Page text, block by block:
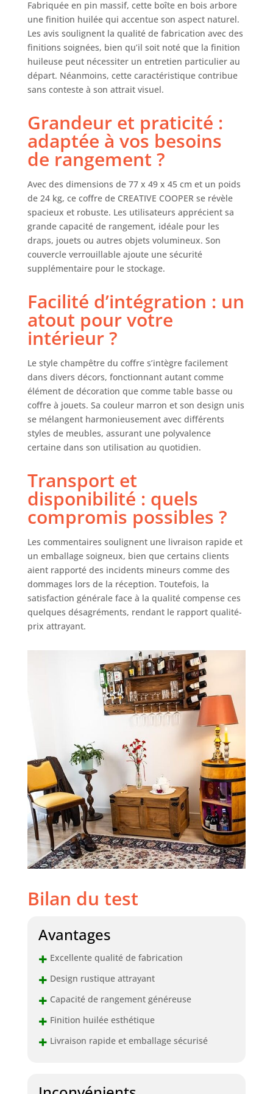
veinures en bois
qui lui confèrent
un charme
rustique
Utilisation
polyvalente
comme coffre au
décorative rétro,
banquette, table
basse, table
d'appoint, coffre à
couloir Grande
boîte en bois avec
couvercle à
charnière et
ressort à gaz,
ferrures
métalliques et
rangement.
Robuste et stable
Peut également
ou table
supplémentaire.
Dimensions : 77 x
49 x 45 cm. Poids :
24 kg. Avec
fixations
métalliques et
Fabriquée en pin massif, cette boîte en bois arbore
une finition huilée qui accentue son aspect naturel.
Les avis soulignent la qualité de fabrication avec des
finitions soignées, bien qu’il soit noté que la finition
huileuse peut nécessiter un entretien particulier au
départ. Néanmoins, cette caractéristique contribue
sans conteste à son attrait visuel.
Grandeur et praticité :
adaptée à vos besoins
de rangement ?
Avec des dimensions de 77 x 49 x 45 cm et un poids
de 24 kg, ce coffre de CREATIVE COOPER se révèle
spacieux et robuste. Les utilisateurs apprécient sa
grande capacité de rangement, idéale pour les
draps, jouets ou autres objets volumineux. Son
couvercle verrouillable ajoute une sécurité
supplémentaire pour le stockage.
Facilité d’intégration : un
atout pour votre
intérieur ?
Le style champêtre du coffre s’intègre facilement
dans divers décors, fonctionnant autant comme
élément de décoration que comme table basse ou
coffre à jouets. Sa couleur marron et son design unis
se mélangent harmonieusement avec différents
styles de meubles, assurant une polyvalence
certaine dans son utilisation au quotidien.
Transport et
disponibilité : quels
compromis possibles ?
Les commentaires soulignent une livraison rapide et
un emballage soigneux, bien que certains clients
aient rapporté des incidents mineurs comme des
dommages lors de la réception. Toutefois, la
satisfaction générale face à la qualité compense ces
quelques désagréments, rendant le rapport qualité-
prix attrayant.
Bilan du test
Avantages
+ Excellente qualité de fabrication
+ Design rustique attrayant
+ Capacité de rangement généreuse
+ Finition huilée esthétique
+ Livraison rapide et emballage sécurisé